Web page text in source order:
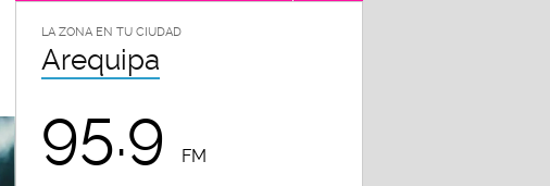
LA ZONA EN TU CIUDAD
Arequipa
95.9 FM